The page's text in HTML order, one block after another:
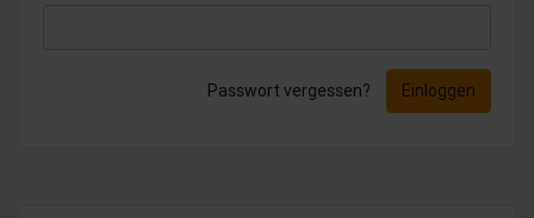
Passwort vergessen? Einloggen